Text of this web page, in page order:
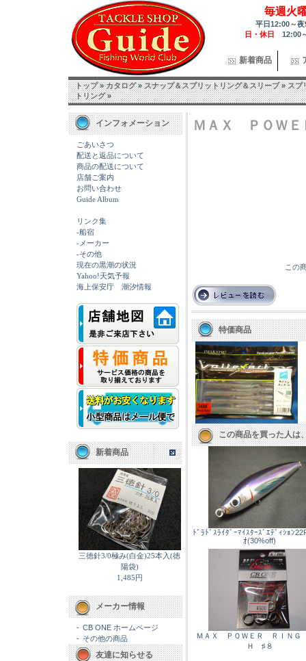
毎週火
平日12:00～
日・休日 12:00
新着商品
トップ»カタログ»スナップ＆スプリットリング＆スリーブ»スプ
トリング»
インフォメーション
ごあいさつ
配送と返品について
商品の配送について
店舗ご案内
お問い合わせ
Guide Album
リンク集
-船宿
-メーカー
-その他
現在の黒潮の状況
Yahoo!天気予報
海上保安庁 潮汐情報
新着商品
三徳針3/0極み(白金)25本入(徳
陽袋)
1,485円
メーカー情報
- CB ONE ホームページ
- その他の商品
友達に知らせる
ＭＡＸ ＰＯＷ
この
特価商品
この商品を買った人は
ﾄﾞﾗﾄﾞｽﾗｲﾀﾞｰﾏｲｽﾀｰｽﾞｴﾃﾞｨｼｮﾝ
ｵ(30%off)
ＭＡＸ ＰＯＷＥＲ ＲＩＮＧ
Ｈ ♯８